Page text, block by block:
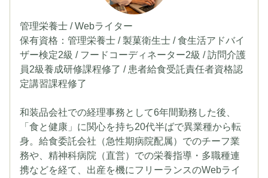
管理栄養士 / Webライター
保有資格：管理栄養士 / 製菓衛生士 / 食生活アドバイ
ザー検定2級 / フードコーディネーター2級 / 訪問介護
員2級養成研修課程修了 / 患者給食受託責任者資格認
定講習課程修了
和装品会社での経理事務として6年間勤務した後、
「食と健康」に関心を持ち20代半ばで異業種から転
身。給食委託会社（急性期病院配属）でのチーフ業
務や、精神科病院（直営）での栄養指導・多職種連
携などを経て、出産を機にフリーランスのWebライ